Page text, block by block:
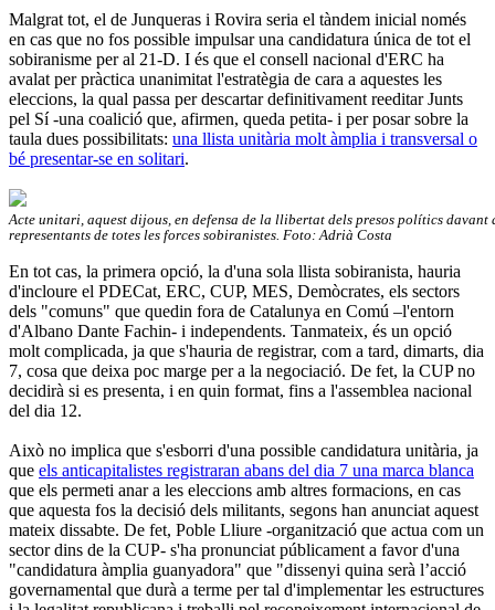
Malgrat tot, el de Junqueras i Rovira seria el tàndem inicial només
en cas que no fos possible impulsar una candidatura única de tot el
sobiranisme per al 21-D. I és que el consell nacional d'ERC ha
avalat per pràctica unanimitat l'estratègia de cara a aquestes les
eleccions, la qual passa per descartar definitivament reeditar Junts
pel Sí -una coalició que, afirmen, queda petita- i per posar sobre la
taula dues possibilitats: una llista unitària molt àmplia i transversal o
bé presentar-se en solitari.
Acte unitari, aquest dijous, en defensa de la llibertat dels presos polítics davant
representants de totes les forces sobiranistes. Foto: Adrià Costa
En tot cas, la primera opció, la d'una sola llista sobiranista, hauria
d'incloure el PDECat, ERC, CUP, MES, Demòcrates, els sectors
dels "comuns" que quedin fora de Catalunya en Comú –l'entorn
d'Albano Dante Fachin- i independents. Tanmateix, és un opció
molt complicada, ja que s'hauria de registrar, com a tard, dimarts, dia
7, cosa que deixa poc marge per a la negociació. De fet, la CUP no
decidirà si es presenta, i en quin format, fins a l'assemblea nacional
del dia 12.
Això no implica que s'esborri d'una possible candidatura unitària, ja
que els anticapitalistes registraran abans del dia 7 una marca blanca
que els permeti anar a les eleccions amb altres formacions, en cas
que aquesta fos la decisió dels militants, segons han anunciat aquest
mateix dissabte. De fet, Poble Lliure -organització que actua com un
sector dins de la CUP- s'ha pronunciat públicament a favor d'una
"candidatura àmplia guanyadora" que "dissenyi quina serà l’acció
governamental que durà a terme per tal d'implementar les estructures